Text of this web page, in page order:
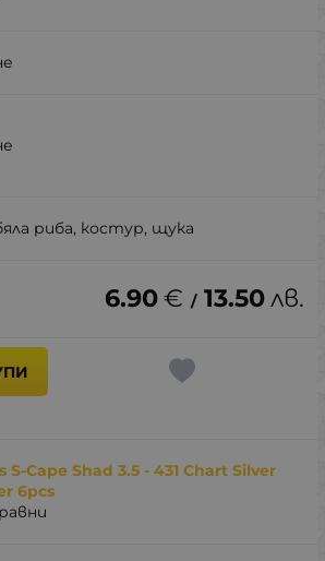
риба, костур, щука
6.90€ / 13.50лв.
S-Cape Shad 3.5 - 431 Chart Silver
6pcs